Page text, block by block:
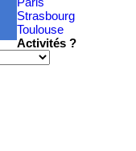
Strasbourg
Toulouse
Activités ?